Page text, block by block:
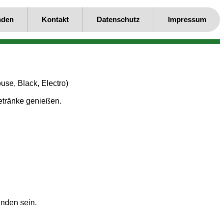
Kontakt Datenschutz Impressum
Black, Electro)
genießen.
sein.